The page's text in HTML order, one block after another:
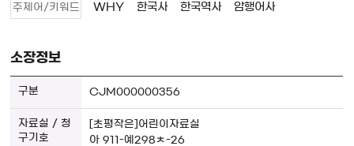
주제어/키워드 WHY 한국사 한국역사 암행어사
소장정보
CJM000000356
[초평작은]어린이자료실
아 911-예298ㅊ-26